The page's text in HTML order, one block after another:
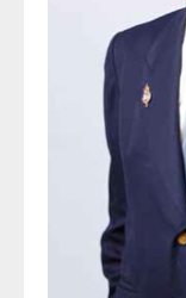
ประวัติพยาบาลกับงานท